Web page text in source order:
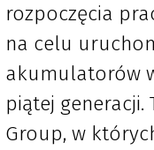
rozpoczęcia
na celu
akumulatorów
piątej generacji.
Group, w